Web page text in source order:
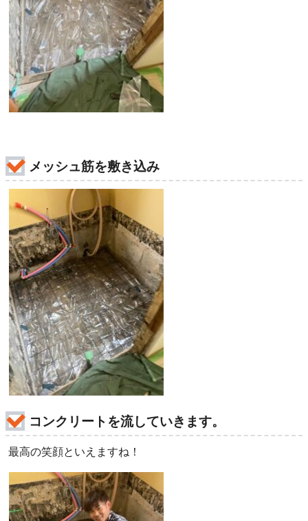
メッシュ筋を敷き込み
コンクリートを流していきます。
最高の笑顔といえますね！